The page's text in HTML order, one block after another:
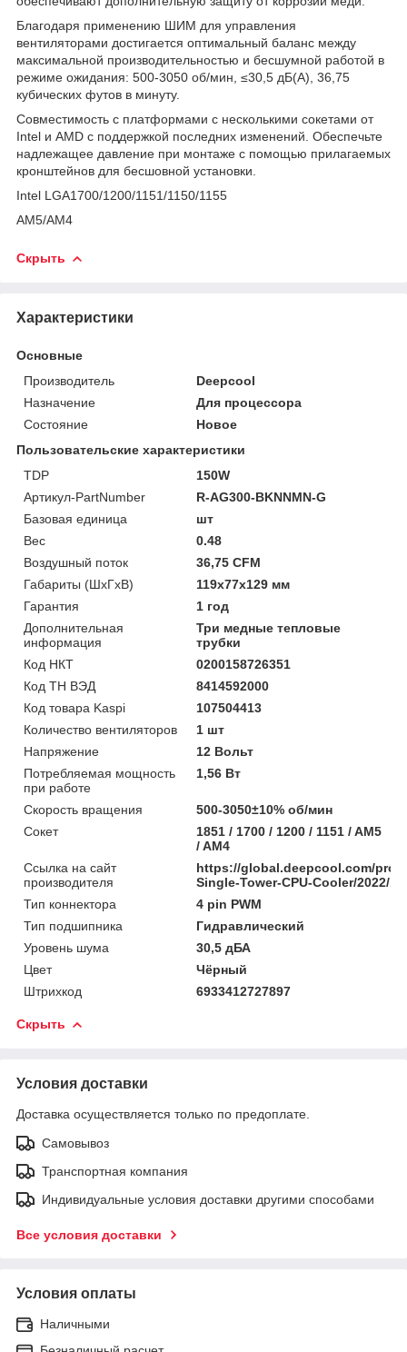
Благодаря применению ШИМ для управления
вентиляторами достигается оптимальный баланс между
максимальной производительностью и бесшумной работой в
режиме ожидания: 500-3050 об/мин, ≤30,5 дБ(А), 36,75
кубических футов в минуту.
Совместимость с платформами с несколькими сокетами от
Intel и AMD с поддержкой последних изменений. Обеспечьте
надлежащее давление при монтаже с помощью прилагаемых
кронштейнов для бесшовной установки.
Intel LGA1700/1200/1151/1150/1155
AM5/AM4
Скрыть
Характеристики
Основные
Производитель
Deepcool
Назначение
Для процессора
Состояние
Новое
Пользовательские характеристики
TDP
150W
Артикул-PartNumber
R-AG300-BKNNMN-G
Базовая единица
шт
Вес
0.48
Воздушный поток
36,75 CFM
Габариты (ШхГхВ)
119х77х129 мм
Гарантия
1 год
Дополнительная
информация
Три медные тепловые
трубки
Код НКТ
0200158726351
Код ТН ВЭД
8414592000
Код товара Kaspi
107504413
Количество вентиляторов
1 шт
Напряжение
12 Вольт
Потребляемая мощность
при работе
1,56 Вт
Скорость вращения
500-3050±10% об/мин
Сокет
1851 / 1700 / 1200 / 1151 / AM5
/ AM4
Ссылка на сайт
производителя
https://global.deepcool.com/
Single-Tower-CPU-Cooler/2022/
Тип коннектора
4 pin PWM
Тип подшипника
Гидравлический
Уровень шума
30,5 дБА
Цвет
Чёрный
Штрихкод
6933412727897
Скрыть
Условия доставки
Доставка осуществляется только по предоплате.
Самовывоз
Транспортная компания
Индивидуальные условия доставки другими способами
Все условия доставки
Условия оплаты
Наличными